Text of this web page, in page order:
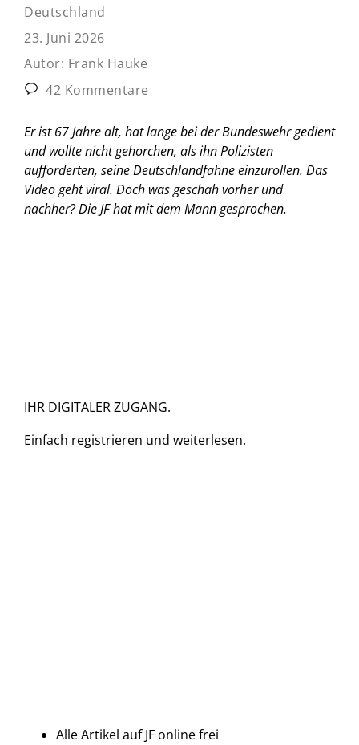
Deutschland
23. Juni 2026
Autor: Frank Hauke
42 Kommentare
Er ist 67 Jahre alt, hat lange bei der Bundeswehr gedient
und wollte nicht gehorchen, als ihn Polizisten
aufforderten, seine Deutschlandfahne einzurollen. Das
Video geht viral. Doch was geschah vorher und
nachher? Die JF hat mit dem Mann gesprochen.
IHR DIGITALER ZUGANG.
Einfach registrieren und weiterlesen.
Alle Artikel auf JF online frei